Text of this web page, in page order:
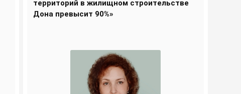
территорий в жилищном строительстве
Дона превысит 90%»